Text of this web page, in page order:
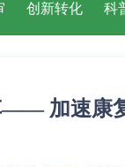
创新转化 科
加速康